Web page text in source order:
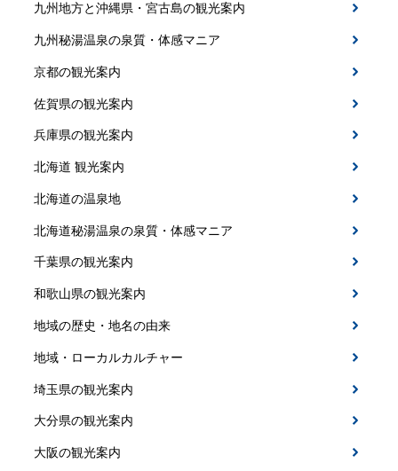
九州地方と沖縄県・宮古島の観光案内
九州秘湯温泉の泉質・体感マニア
京都の観光案内
佐賀県の観光案内
兵庫県の観光案内
北海道 観光案内
北海道の温泉地
北海道秘湯温泉の泉質・体感マニア
千葉県の観光案内
和歌山県の観光案内
地域の歴史・地名の由来
地域・ローカルカルチャー
埼玉県の観光案内
大分県の観光案内
大阪の観光案内